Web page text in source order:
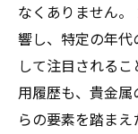
なくありません
響し、特定の年代
して注目される
用履歴も、貴金
らの要素を踏ま